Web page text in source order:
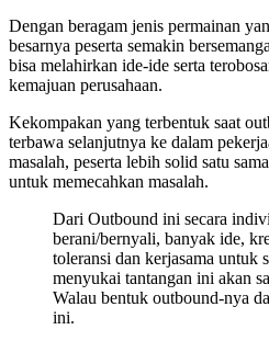
Dengan beragam jenis permainan
besarnya peserta semakin
bisa melahirkan ide-ide serta
kemajuan perusahaan.
Kekompakan yang terbentuk saat
terbawa selanjutnya ke dalam
masalah, peserta lebih solid satu
untuk memecahkan masalah.
Dari Outbound ini secara
berani/bernyali, banyak ide,
toleransi dan kerjasama untuk
menyukai tantangan ini akan
Walau bentuk outbound-nya
ini.